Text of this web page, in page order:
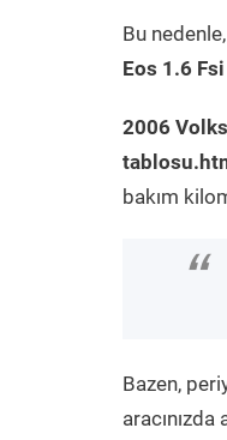
Bu
Eos 1.6 Fsi
2006
bakım
“
Bazen,